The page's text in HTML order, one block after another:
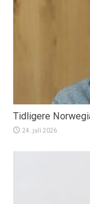
Tidligere
24. juli 2026